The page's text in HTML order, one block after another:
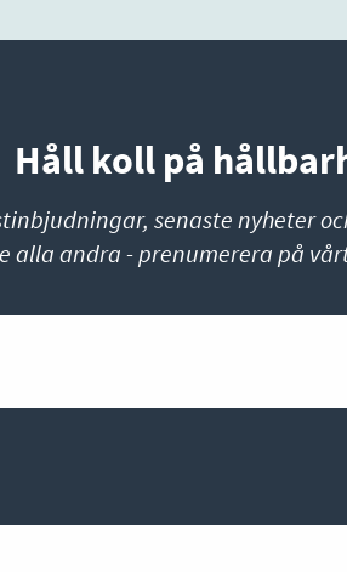
Håll koll på
senaste nyheter
alla andra - prenumerera på